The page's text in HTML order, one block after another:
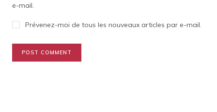
e-mail.
Prévenez-moi de tous les nouveaux articles par e-mail.